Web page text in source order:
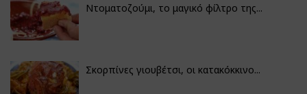
Ντοματοζούμι, το μαγικό φίλτρο της...
Σκορπίνες γιουβέτσι, οι κατακόκκινο...